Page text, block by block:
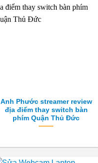
Anh Phước streamer review
địa điểm thay switch bàn
phím Quận Thủ Đức